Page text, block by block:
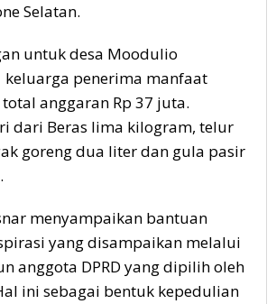
Selatan.
untuk desa Moodulio
keluarga penerima manfaat
total anggaran Rp 37 juta.
dari Beras lima kilogram, telur
goreng dua liter dan gula pasir
menyampaikan bantuan
yang disampaikan melalui
anggota DPRD yang dipilih oleh
ini sebagai bentuk kepedulian